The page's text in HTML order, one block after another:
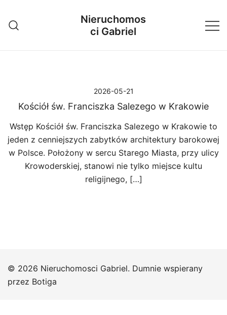
treści
Nieruchomos
ci Gabriel
2026-05-21
Kościół św. Franciszka Salezego w Krakowie
Wstęp Kościół św. Franciszka Salezego w Krakowie to
jeden z cenniejszych zabytków architektury barokowej
w Polsce. Położony w sercu Starego Miasta, przy ulicy
Krowoderskiej, stanowi nie tylko miejsce kultu
religijnego, […]
© 2026 Nieruchomosci Gabriel. Dumnie wspierany
przez Botiga